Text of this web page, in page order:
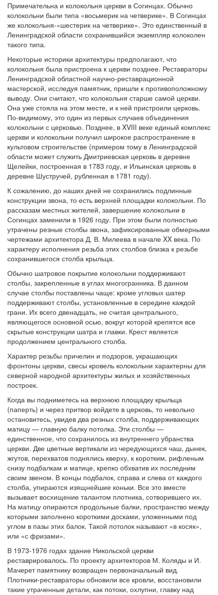
Примечательна и колокольня церкви в Согинцах. Обычно
колокольни были типа «восьмерик на четверике». В Согинцах
же колокольня-«шестерик на четверике». Это единственный в
Ленинградской области сохранившийся экземпляр колоколен
такого типа.
Некоторые историки архитектуры предполагают, что
колокольня была пристроена к церкви позднее. Реставраторы
Ленинградской областной научно-реставрационной
мастерской, исследуя памятник, пришли к противоположному
выводу. Они считают, что колокольня старше самой церкви.
Она уже стояла на этом месте, и к ней пристроили церковь.
По-видимому, это один из первых случаев объединения
колокольни с церковью. Позднее, в XVIII веке единый комплекс
церкви и колокольни получил широкое распространение в
культовом строительстве (примером тому в Ленинградской
области может служить Дмитриевская церковь в деревне
Щелейки, построенная в 1783 году, и Ильинская церковь в
деревне Шустручей, рубленная в 1781 году).
К сожалению, до наших дней не сохранились подлинные
конструкции звона, то есть верхней площадки колокольни. По
рассказам местных жителей, завершение колокольни в
Согинцах заменили в 1926 году. При этом были полностью
утрачены резные столбы звона, зафиксированные обмерными
чертежами архитектора Д. В. Милеева в начале XX века. По
характеру исполнения резьба этих столбов близка к резьбе
сохранившегося столба крыльца.
Обычно шатровое покрытие колокольни поддерживают
столбы, закрепленные в углах многогранника. В данном
случае столбы поставлены чаще: кроме угловых шатер
поддерживают столбы, установленные в середине каждой
грани. Их всего двенадцать, не считая центрального,
являющегося основной осью, вокруг которой крепятся все
скрытые конструкции шатра и главки. Крест является
продолжением центрального столба.
Характер резьбы причелин и подзоров, украшающих
фронтоны церкви, свесы кровель колокольни характерны для
северной народной архитектуры жилых и хозяйственных
построек.
Когда вы подниметесь на верхнюю площадку крыльца
(паперть) и через притвор войдете в церковь, то невольно
остановитесь, увидев два резных столба, поддерживающих
матицу — главную балку потолка. Эти столбы —
единственное, что сохранилось из внутреннего убранства
церкви. Две цветные вертикали из чередующихся чаш, дынек,
жгутов, перехватов поднялись кверху, к коротким, рифленым
снизу подбалкам и матице, крепко обхватив их последним
своим звеном. В концы подбалок, справа и слева от каждого
столба, упираются изящнейшие коньки. Все это вместе
вызывает восхищение талантом плотника, сотворившего их.
На матицу опираются продольные балки, пространство между
которыми заполнено короткими досками, уложенными под
углом в пазы этих балок. Такой потолок называют «в косяк»,
или «с фризами».
В 1973-1976 годах здание Никольской церкви
реставрировалось. По проекту архитекторов М. Коляды и И.
Мачерет памятнику возвращен первоначальный вид.
Плотники-реставраторы обновили все кровли, восстановили
такие утраченные детали, как потоки, охлупни, главку над